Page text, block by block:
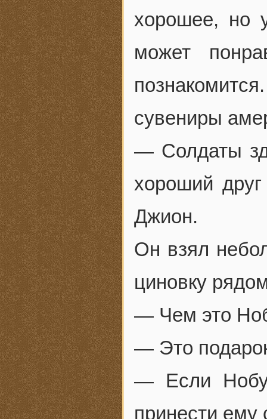
хорошее, но
может
сувениры
— Солдаты
хороший
Джион.
Он взял
циновку
— Чем это
— Это
— Если
принести ему